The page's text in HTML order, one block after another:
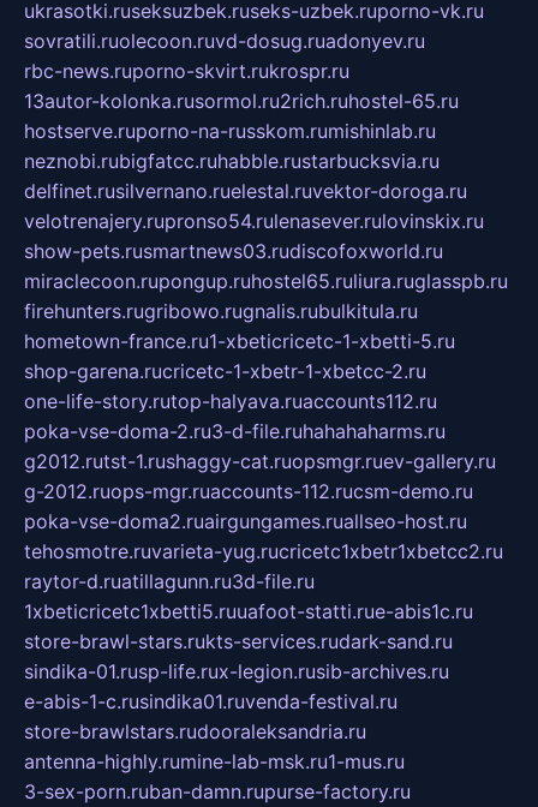
ukrasotki.ruseksuzbek.ruseks-uzbek.ruporno-vk.ru
sovratili.ruolecoon.ruvd-dosug.ruadonyev.ru
rbc-news.ruporno-skvirt.rukrospr.ru
13autor-kolonka.rusormol.ru2rich.ruhostel-65.ru
hostserve.ruporno-na-russkom.rumishinlab.ru
neznobi.rubigfatcc.ruhabble.rustarbucksvia.ru
delfinet.rusilvernano.ruelestal.ruvektor-doroga.ru
velotrenajery.rupronso54.rulenasever.rulovinskix.ru
show-pets.rusmartnews03.rudiscofoxworld.ru
miraclecoon.rupongup.ruhostel65.ruliura.ruglasspb.ru
firehunters.rugribowo.rugnalis.rubulkitula.ru
hometown-france.ru1-xbeticricetc-1-xbetti-5.ru
shop-garena.rucricetc-1-xbetr-1-xbetcc-2.ru
one-life-story.rutop-halyava.ruaccounts112.ru
poka-vse-doma-2.ru3-d-file.ruhahahaharms.ru
g2012.rutst-1.rushaggy-cat.ruopsmgr.ruev-gallery.ru
g-2012.ruops-mgr.ruaccounts-112.rucsm-demo.ru
poka-vse-doma2.ruairgungames.ruallseo-host.ru
tehosmotre.ruvarieta-yug.rucricetc1xbetr1xbetcc2.ru
raytor-d.ruatillagunn.ru3d-file.ru
1xbeticricetc1xbetti5.ruuafoot-statti.rue-abis1c.ru
store-brawl-stars.rukts-services.rudark-sand.ru
sindika-01.rusp-life.rux-legion.rusib-archives.ru
e-abis-1-c.rusindika01.ruvenda-festival.ru
store-brawlstars.rudooraleksandria.ru
antenna-highly.rumine-lab-msk.ru1-mus.ru
3-sex-porn.ruban-damn.rupurse-factory.ru